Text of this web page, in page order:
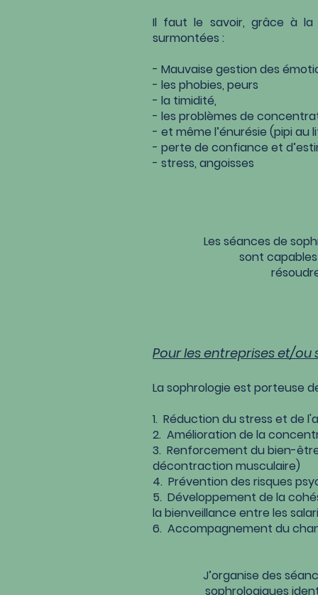
Il faut le savoir, grâce à la
surmontées :
- Mauvaise gestion des
- les phobies, peurs
- la timidité,
- les problèmes de
- et même l’énurésie (pipi au
- perte de confiance et
- stress, angoisses
Les séances de
sont
Pour les entreprises et/ou
La sophrologie est porteuse
1. Réduction du stress et de
2. Amélioration de la
3. Renforcement du bien-
décontraction musculaire)
4. Prévention des risques
5. Développement de la
la bienveillance entre les
6. Accompagnement du
J’organise des
sophrologiques